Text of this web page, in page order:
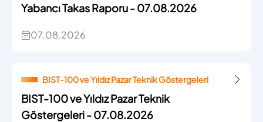
Yabancı Takas Raporu - 07.08.2026
07.08.2026
BIST-100 ve Yıldız Pazar Teknik Göstergeleri
BIST-100 ve Yıldız Pazar Teknik
Göstergeleri - 07.08.2026